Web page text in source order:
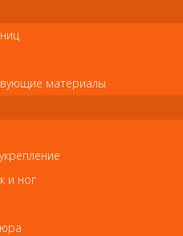
материалы
и ног